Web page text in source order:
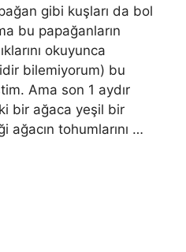
gibi kuşları da bol
bu papağanların
okuyunca
bilemiyorum) bu
Ama son 1 aydır
bir ağaca yeşil bir
ağacın tohumlarını …